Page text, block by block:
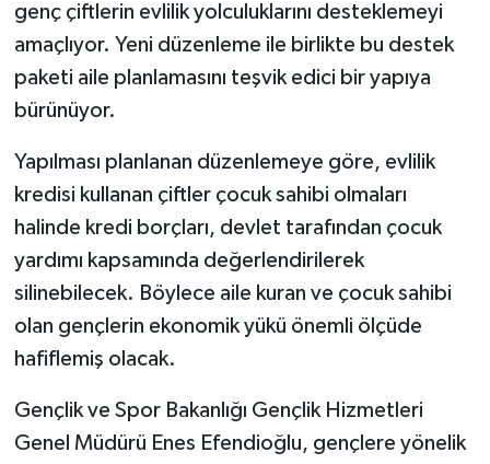
genç çiftlerin evlilik yolculuklarını desteklemeyi
amaçlıyor. Yeni düzenleme ile birlikte bu destek
paketi aile planlamasını teşvik edici bir yapıya
bürünüyor.
Yapılması planlanan düzenlemeye göre, evlilik
kredisi kullanan çiftler çocuk sahibi olmaları
halinde kredi borçları, devlet tarafından çocuk
yardımı kapsamında değerlendirilerek
silinebilecek. Böylece aile kuran ve çocuk sahibi
olan gençlerin ekonomik yükü önemli ölçüde
hafiflemiş olacak.
Gençlik ve Spor Bakanlığı Gençlik Hizmetleri
Genel Müdürü Enes Efendioğlu, gençlere yönelik